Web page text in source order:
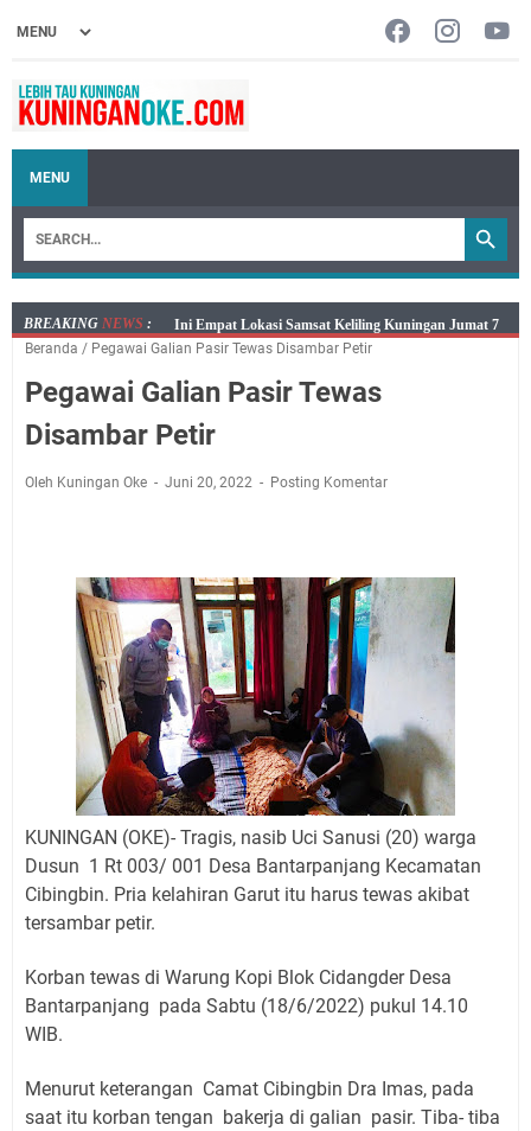
MENU
BREAKING NEWS :
Jumat 7 Agustus 2026 Mobil SIM Keliling Ada di
Kecamatan Sindangagung
Embun Pagi Jumat 8 Agustus 2026: Jika Keberkahan
Kelaparan Meskipun Memiliki Sekarung Penuh Uang
Salat Lima Waktu itu Bukan Cuma Kewajiban, Tapi
Sangat Seru
Warga Mulai Kesulitan Air Bersih Akibat Kekeringan,
Polres Kuningan dan PAM Tirta Kamuning Salurakan
12 Ribu Liter
Uniku Jadi Tuan Rumah Pendampingan Penyusunan
Dokumen SPMI
Sudahkah Kita Merdeka Dari Hawa Nafsu?
Info Sembako di Pasar Kepuh Kuningan Kamis 6
Agustus 2026, Daging Naik, Telur Turun
Agenda Kegiatan Bupati Kuningan Jumat 7 Agustus
2026 Ada Tiga, Tapi yang Bakal Dihadiri Hanya Satu
Beranda / Pegawai Galian Pasir Tewas Disambar Petir
Pegawai Galian Pasir Tewas
Disambar Petir
Oleh Kuningan Oke Juni 20, 2022 Posting Komentar
KUNINGAN (OKE)- Tragis, nasib Uci Sanusi (20) warga
Dusun 1 Rt 003/ 001 Desa Bantarpanjang Kecamatan
Cibingbin. Pria kelahiran Garut itu harus tewas akibat
tersambar petir.
Korban tewas di Warung Kopi Blok Cidangder Desa
Bantarpanjang pada Sabtu (18/6/2022) pukul 14.10
WIB.
Menurut keterangan Camat Cibingbin Dra Imas, pada
saat itu korban tengan bakerja di galian pasir. Tiba- tiba